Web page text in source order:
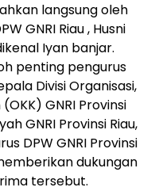
langsung oleh
GNRI Riau , Husni
Iyan banjar.
penting pengurus
Divisi Organisasi,
GNRI Provinsi
GNRI Provinsi Riau,
DPW GNRI Provinsi
dukungan
tersebut.